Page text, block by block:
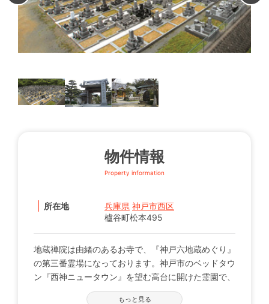
物件情報
Property information
所在地 兵庫県 神戸市西区
櫨谷町松本495
地蔵禅院は由緒のあるお寺で、『神戸六地蔵めぐり』
の第三番霊場になっております。神戸市のベッドタウ
ン『西神ニュータウン』を望む高台に開けた霊園で、
日当たり、見晴し共に極上の霊園です。
もっと見る